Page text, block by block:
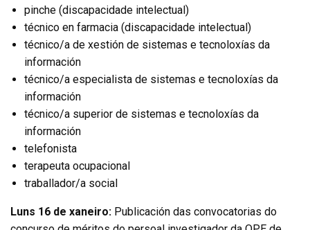
pinche (discapacidade intelectual)
técnico en farmacia (discapacidade intelectual)
técnico/a de xestión de sistemas e tecnoloxías da
información
técnico/a especialista de sistemas e tecnoloxías da
información
técnico/a superior de sistemas e tecnoloxías da
información
telefonista
terapeuta ocupacional
traballador/a social
Luns 16 de xaneiro: Publicación das convocatorias do